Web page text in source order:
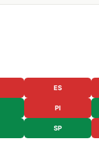
ES
PI
SP